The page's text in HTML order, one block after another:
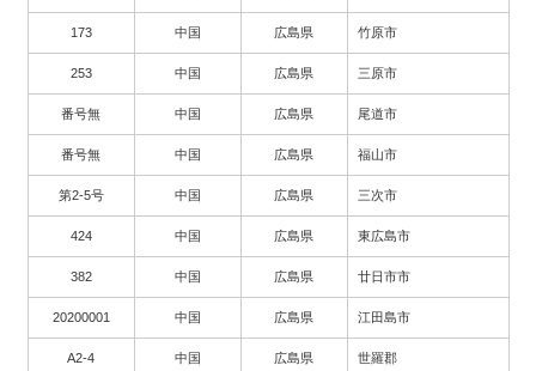
173 中国 広島県 竹原市
253 中国 広島県 三原市
番号無 中国 広島県 尾道市
番号無 中国 広島県 福山市
第2-5号 中国 広島県 三次市
424 中国 広島県 東広島市
382 中国 広島県 廿日市市
20200001 中国 広島県 江田島市
A2-4 中国 広島県 世羅郡